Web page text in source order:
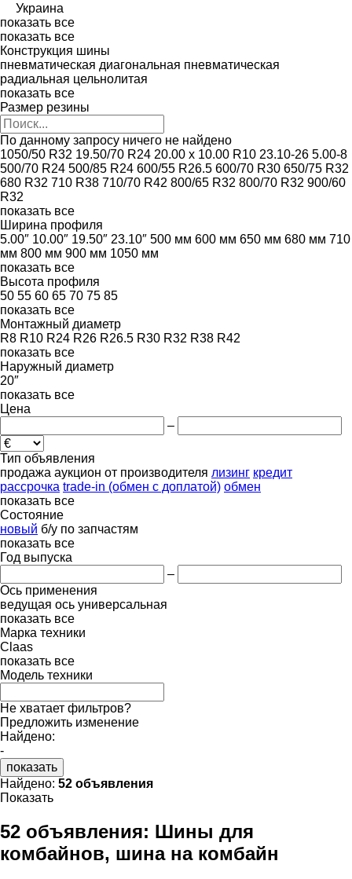
Украина
показать все
показать все
Конструкция шины
пневматическая диагональная пневматическая
радиальная цельнолитая
показать все
Размер резины
По данному запросу ничего не найдено
1050/50 R32 19.50/70 R24 20.00 x 10.00 R10 23.10-26 5.00-8
500/70 R24 500/85 R24 600/55 R26.5 600/70 R30 650/75 R32
680 R32 710 R38 710/70 R42 800/65 R32 800/70 R32 900/60
R32
показать все
Ширина профиля
5.00″ 10.00″ 19.50″ 23.10″ 500 мм 600 мм 650 мм 680 мм 710
мм 800 мм 900 мм 1050 мм
показать все
Высота профиля
50 55 60 65 70 75 85
показать все
Монтажный диаметр
R8 R10 R24 R26 R26.5 R30 R32 R38 R42
показать все
Наружный диаметр
20″
показать все
Цена
–
Тип объявления
продажа аукцион от производителя лизинг кредит
рассрочка trade-in (обмен с доплатой) обмен
показать все
Состояние
новый б/у по запчастям
показать все
Год выпуска
–
Ось применения
ведущая ось универсальная
показать все
Марка техники
Claas
показать все
Модель техники
Не хватает фильтров?
Предложить изменение
Найдено:
-
показать
Найдено: 52 объявления
Показать
52 объявления: Шины для
комбайнов, шина на комбайн